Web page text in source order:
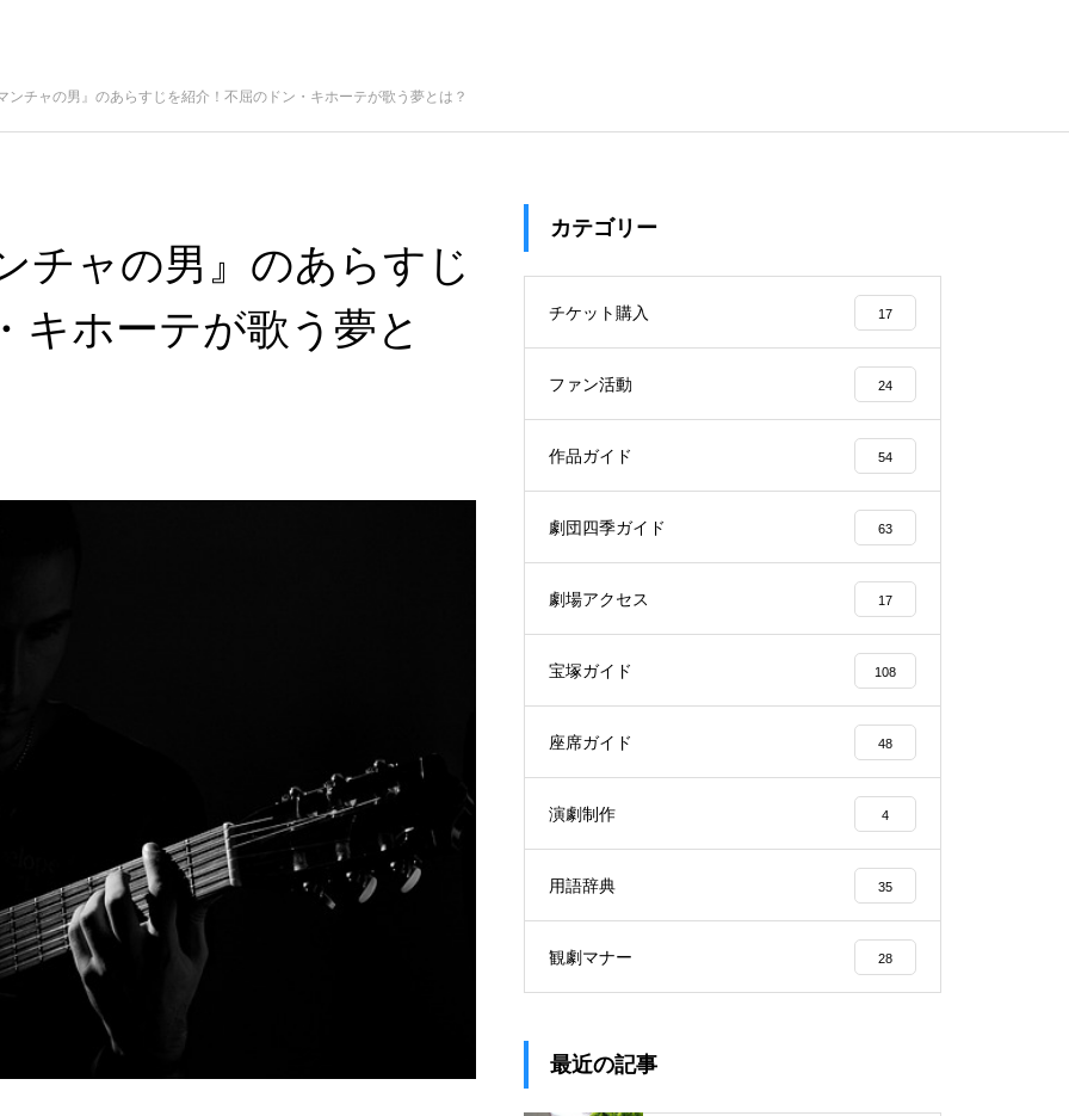
ンチャの男』のあらすじを紹介！不屈のドン・キホーテが歌う夢とは？
チャの男』のあらすじ
キホーテが歌う夢と
カテゴリー
チケット購入 17
ファン活動 24
作品ガイド 54
劇団四季ガイド 63
劇場アクセス 17
宝塚ガイド 108
座席ガイド 48
演劇制作 4
用語辞典 35
観劇マナー 28
最近の記事